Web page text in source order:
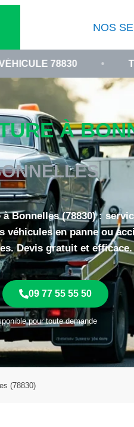
NOS
• TRANSPORT
À
Bonnelles (78830) :
véhicules en panne ou
Devis gratuit et efficace.
09 77 55 55 50
pour toute demande
(78830)